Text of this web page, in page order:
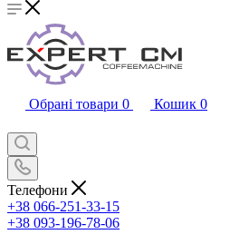
Обрані товари 0 Кошик 0
Телефони
+38 066-251-33-15
+38 093-196-78-06